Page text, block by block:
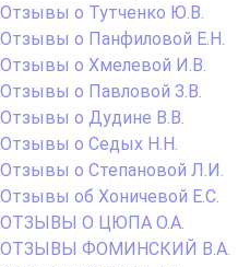
Отзывы о Тутченко Ю.В.
Отзывы о Панфиловой Е.Н.
Отзывы о Хмелевой И.В.
Отзывы о Павловой З.В.
Отзывы о Дудине В.В.
Отзывы о Седых Н.Н.
Отзывы о Степановой Л.И.
Отзывы об Хоничевой Е.С.
ОТЗЫВЫ О ЦЮПА О.А.
ОТЗЫВЫ ФОМИНСКИЙ В.А.